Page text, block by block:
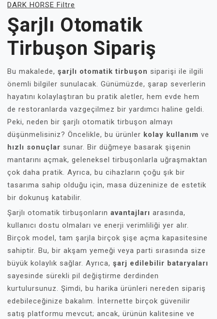
DARK HORSE Filtre
Şarjlı Otomatik
Tirbuşon Sipariş
Bu makalede, şarjlı otomatik tirbuşon siparişi ile ilgili
önemli bilgiler sunulacak. Günümüzde, şarap severlerin
hayatını kolaylaştıran bu pratik aletler, hem evde hem
de restoranlarda vazgeçilmez bir yardımcı haline geldi.
Peki, neden bir şarjlı otomatik tirbuşon almayı
düşünmelisiniz? Öncelikle, bu ürünler kolay kullanım ve
hızlı sonuçlar sunar. Bir düğmeye basarak şişenin
mantarını açmak, geleneksel tirbuşonlarla uğraşmaktan
çok daha pratik. Ayrıca, bu cihazların çoğu şık bir
tasarıma sahip olduğu için, masa düzeninize de estetik
bir dokunuş katabilir.
Şarjlı otomatik tirbuşonların avantajları arasında,
kullanıcı dostu olmaları ve enerji verimliliği yer alır.
Birçok model, tam şarjla birçok şişe açma kapasitesine
sahiptir. Bu, bir akşam yemeği veya parti sırasında size
büyük kolaylık sağlar. Ayrıca, şarj edilebilir bataryaları
sayesinde sürekli pil değiştirme derdinden
kurtulursunuz. Şimdi, bu harika ürünleri nereden sipariş
edebileceğinize bakalım. İnternette birçok güvenilir
satış platformu mevcut; ancak, ürünün kalitesine ve